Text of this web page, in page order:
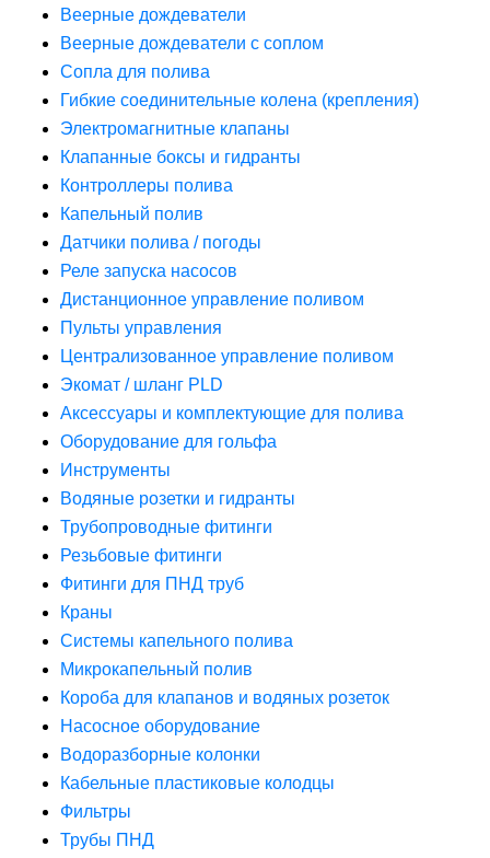
Веерные дождеватели
Веерные дождеватели с соплом
Сопла для полива
Гибкие соединительные колена (крепления)
Электромагнитные клапаны
Клапанные боксы и гидранты
Контроллеры полива
Капельный полив
Датчики полива / погоды
Реле запуска насосов
Дистанционное управление поливом
Пульты управления
Централизованное управление поливом
Экомат / шланг PLD
Аксессуары и комплектующие для полива
Оборудование для гольфа
Инструменты
Водяные розетки и гидранты
Трубопроводные фитинги
Резьбовые фитинги
Фитинги для ПНД труб
Краны
Системы капельного полива
Микрокапельный полив
Короба для клапанов и водяных розеток
Насосное оборудование
Водоразборные колонки
Кабельные пластиковые колодцы
Фильтры
Трубы ПНД